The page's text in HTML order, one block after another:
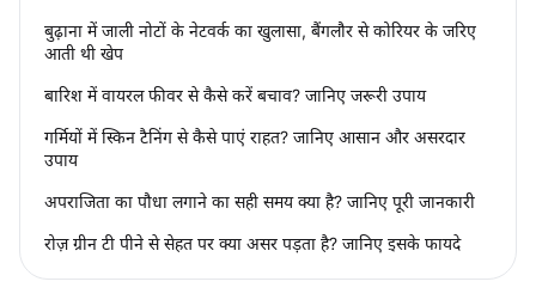
बुढ़ाना में जाली नोटों के नेटवर्क का खुलासा, बैंगलौर से कोरियर के जरिए
आती थी खेप
बारिश में वायरल फीवर से कैसे करें बचाव? जानिए जरूरी उपाय
गर्मियों में स्किन टैनिंग से कैसे पाएं राहत? जानिए आसान और असरदार
उपाय
अपराजिता का पौधा लगाने का सही समय क्या है? जानिए पूरी जानकारी
रोज़ ग्रीन टी पीने से सेहत पर क्या असर पड़ता है? जानिए इसके फायदे